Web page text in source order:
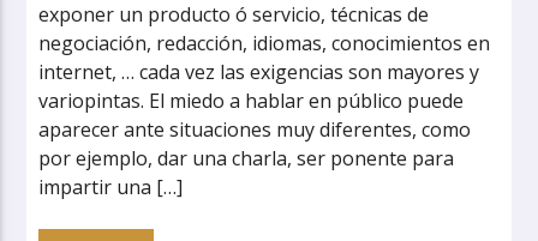
exponer un producto ó servicio, técnicas de
negociación, redacción, idiomas, conocimientos en
internet, … cada vez las exigencias son mayores y
variopintas. El miedo a hablar en público puede
aparecer ante situaciones muy diferentes, como
por ejemplo, dar una charla, ser ponente para
impartir una […]